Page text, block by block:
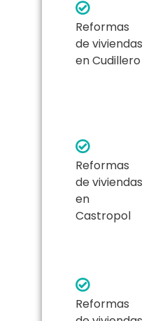
Reformas
de viviendas
en Cudillero
Reformas
de viviendas
en
Castropol
Reformas